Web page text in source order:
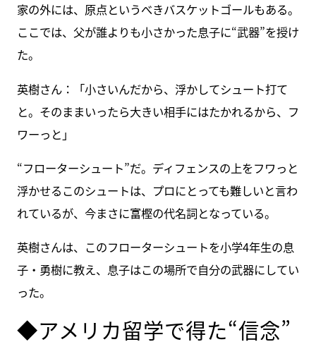
家の外には、原点というべきバスケットゴールもある。
ここでは、父が誰よりも小さかった息子に“武器”を授け
た。
英樹さん：「小さいんだから、浮かしてシュート打て
と。そのままいったら大きい相手にはたかれるから、フ
ワーっと」
“フローターシュート”だ。ディフェンスの上をフワっと
浮かせるこのシュートは、プロにとっても難しいと言わ
れているが、今まさに富樫の代名詞となっている。
英樹さんは、このフローターシュートを小学4年生の息
子・勇樹に教え、息子はこの場所で自分の武器にしてい
った。
◆アメリカ留学で得た“信念”